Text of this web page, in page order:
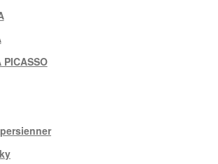
PICASSO